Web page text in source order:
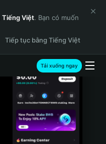
Tiếng Việt. Bạn có muốn
Tiếp tục bằng Tiếng Việt
Tải xuống ngay